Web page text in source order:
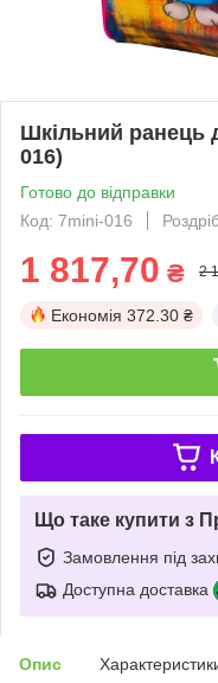
Шкільний ранець
016)
Готово до відправки
Код: 7mini-016
1 817,70 ₴ 2
Економія 372.30 ₴
Що таке купити з
Замовлення під
Доступна доставка
Опис